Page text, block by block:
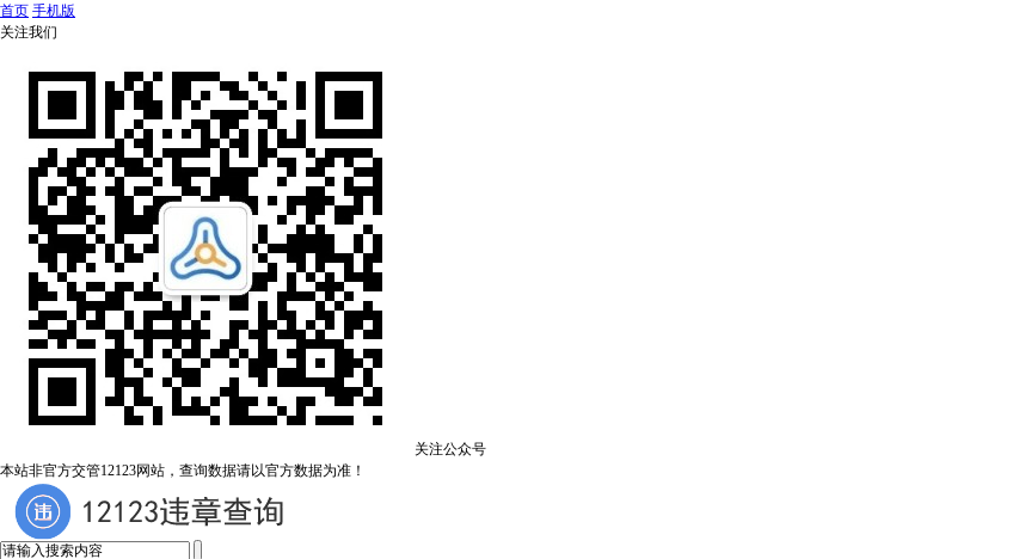
首页 手机版
关注我们
关注公众号
本站非官方交管12123网站，查询数据请以官方数据为准！